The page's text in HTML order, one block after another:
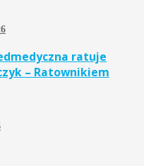
ratuje
– Ratownikiem